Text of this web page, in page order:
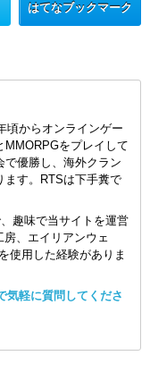
はてなブックマーク
頃からオンラインゲー
をプレイして
で優勝し、海外クラン
ます。RTSは下手糞で
趣味で当サイトを運営
房、エイリアンウェ
使用した経験がありま
気軽に質問してくださ